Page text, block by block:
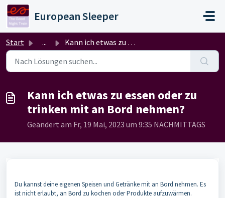
Zum hauptsächlichen Inhalt gehen
European Sleeper
Start ... Kann ich etwas zu essen oder zu trinken mit an Bord nehmen?
Kann ich etwas zu essen oder zu
trinken mit an Bord nehmen?
Geändert am Fr, 19 Mai, 2023 um 9:35 NACHMITTAGS
Du kannst deine eigenen Speisen und Getränke mit an Bord nehmen. Es
ist nicht erlaubt, an Bord zu kochen oder Produkte aufzuwärmen.